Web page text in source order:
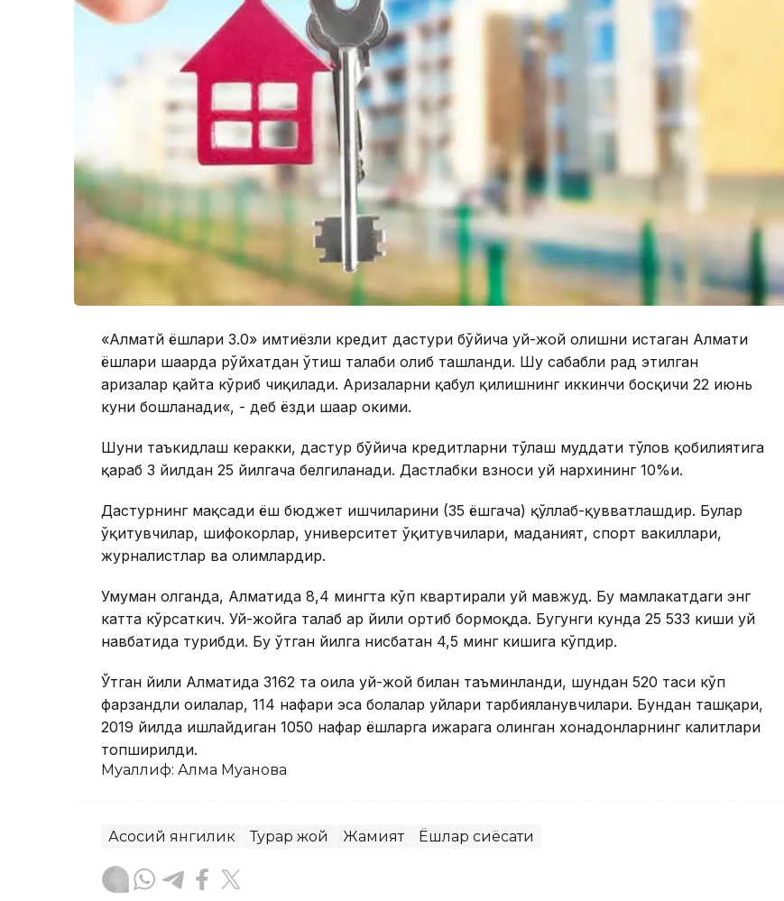
«Алматй ёшлари 3.0» имтиёзли кредит дастури бўйича уй-жой олишни истаган Алмати
ёшлари шаҳарда рўйхатдан ўтиш талаби олиб ташланди. Шу сабабли рад этилган
аризалар қайта кўриб чиқилади. Аризаларни қабул қилишнинг иккинчи босқичи 22 июнь
куни бошланади«, - деб ёзди шаҳар ҳокими.
Шуни таъкидлаш керакки, дастур бўйича кредитларни тўлаш муддати тўлов қобилиятига
қараб 3 йилдан 25 йилгача белгиланади. Дастлабки взноси уй нархининг 10%и.
Дастурнинг мақсади ёш бюджет ишчиларини (35 ёшгача) қўллаб-қувватлашдир. Булар
ўқитувчилар, шифокорлар, университет ўқитувчилари, маданият, спорт вакиллари,
журналистлар ва олимлардир.
Умуман олганда, Алматида 8,4 мингта кўп квартирали уй мавжуд. Бу мамлакатдаги энг
катта кўрсаткич. Уй-жойга талаб ҳар йили ортиб бормоқда. Бугунги кунда 25 533 киши уй
навбатида турибди. Бу ўтган йилга нисбатан 4,5 минг кишига кўпдир.
Ўтган йили Алматида 3162 та оила уй-жой билан таъминланди, шундан 520 таси кўп
фарзандли оилалар, 114 нафари эса болалар уйлари тарбияланувчилари. Бундан ташқари,
2019 йилда ишлайдиган 1050 нафар ёшларга ижарага олинган хонадонларнинг калитлари
топширилди.
Муаллиф: Алма Муқанова
Асосий янгилик Турар жой Жамият Ёшлар сиёсати